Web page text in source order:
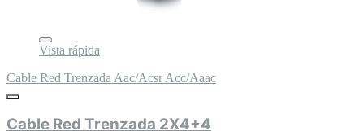
Vista rápida
Cable Red Trenzada Aac/Acsr Acc/Aaac
Cable Red Trenzada 2X4+4